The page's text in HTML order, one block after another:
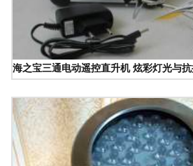
海之宝三通电动遥控直升机 炫彩灯光与